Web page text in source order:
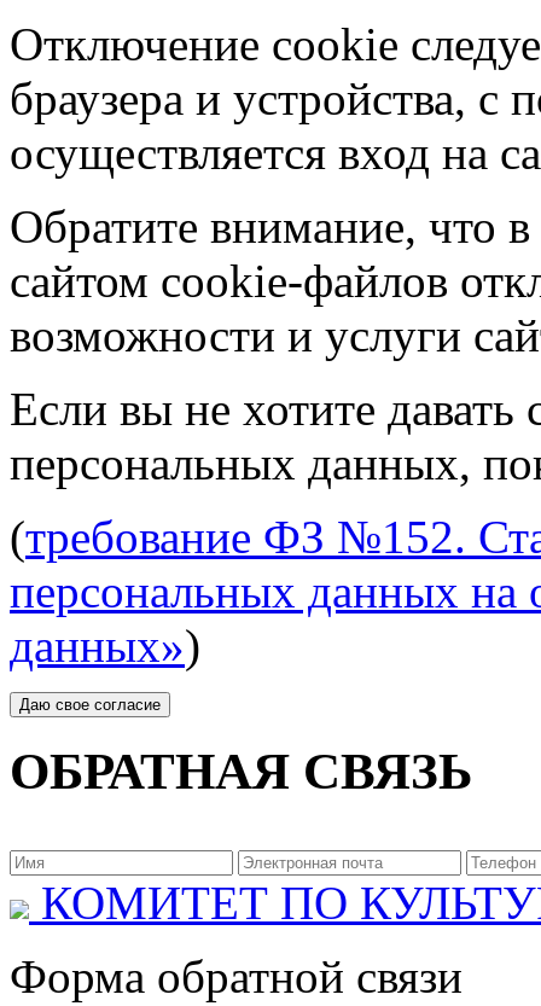
Отключение cookie
браузера и устройства,
осуществляется вход на
Обратите внимание, что в
сайтом cookie-файлов
возможности и услуги
Если вы не хотите давать
персональных данных,
(требование ФЗ №152.
персональных данных на
данных»)
ОБРАТНАЯ СВЯЗЬ
КОМИТЕТ ПО
Форма обратной связи